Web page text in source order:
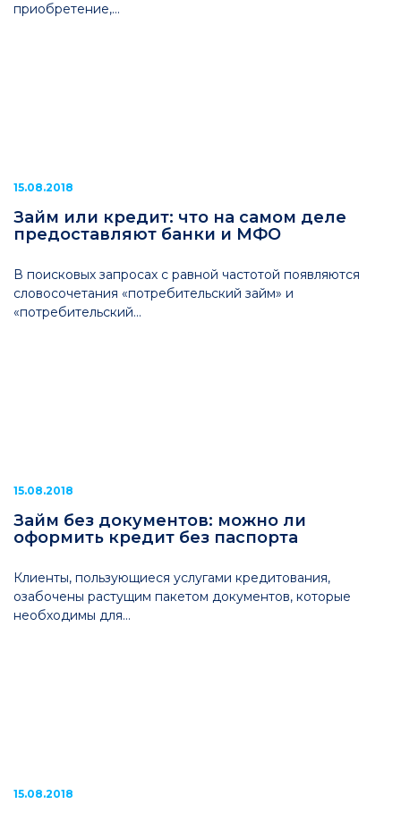
приобретение,...
15.08.2018
Займ или кредит: что на самом деле
предоставляют банки и МФО
В поисковых запросах с равной частотой появляются
словосочетания «потребительский займ» и
«потребительский...
15.08.2018
Займ без документов: можно ли
оформить кредит без паспорта
Клиенты, пользующиеся услугами кредитования,
озабочены растущим пакетом документов, которые
необходимы для...
15.08.2018